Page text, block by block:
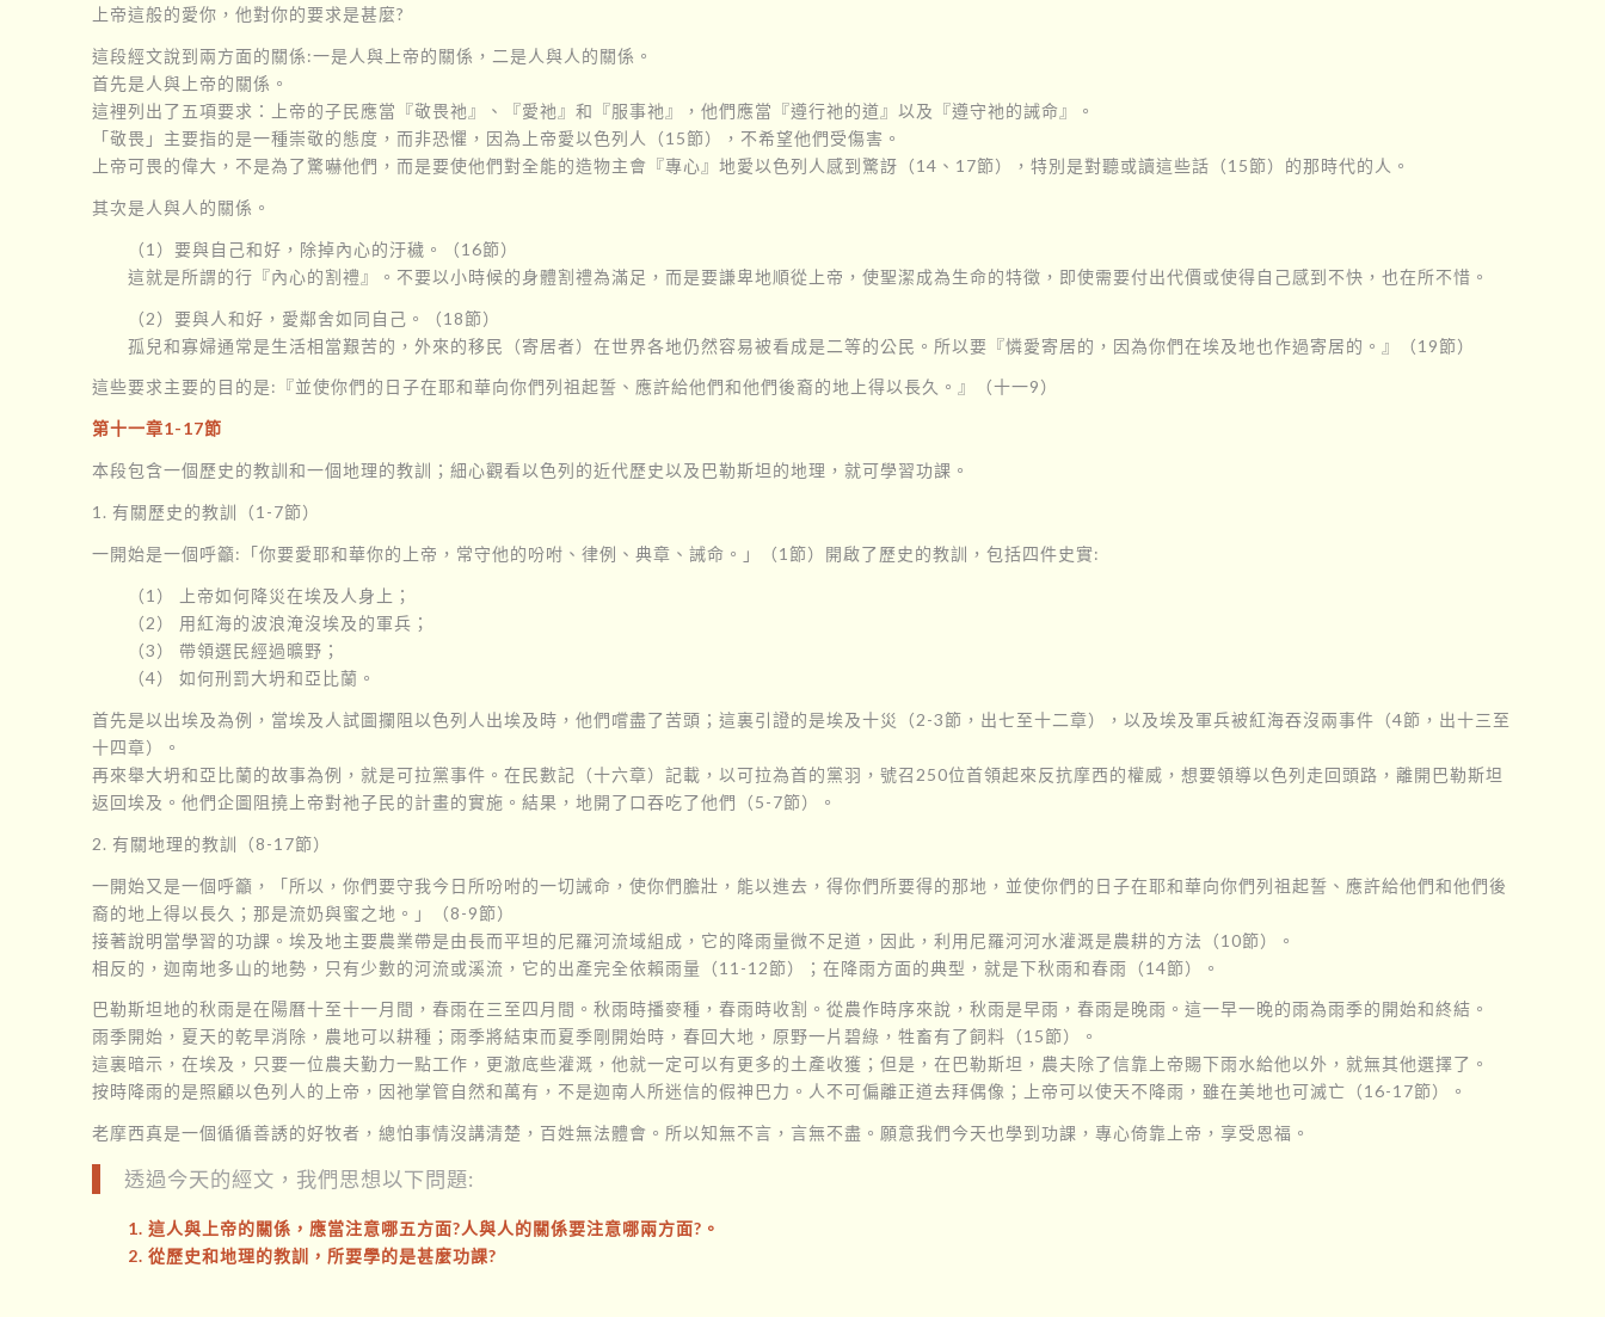
上帝這般的愛你，他對你的要求是甚麼?
這段經文說到兩方面的關係:一是人與上帝的關係，二是人與人的關係。
首先是人與上帝的關係。
這裡列出了五項要求：上帝的子民應當『敬畏祂』、『愛祂』和『服事祂』，他們應當『遵行祂的道』以及『遵守祂的誡命』。
「敬畏」主要指的是一種崇敬的態度，而非恐懼，因為上帝愛以色列人（15節），不希望他們受傷害。
上帝可畏的偉大，不是為了驚嚇他們，而是要使他們對全能的造物主會『專心』地愛以色列人感到驚訝（14、17節），特別是對聽或讀這些話（15節）的那時代的人。
其次是人與人的關係。
（1）要與自己和好，除掉內心的汙穢。（16節）
這就是所謂的行『內心的割禮』。不要以小時候的身體割禮為滿足，而是要謙卑地順從上帝，使聖潔成為生命的特徵，即使需要付出代價或使得自己感到不快，也在所不惜。
（2）要與人和好，愛鄰舍如同自己。（18節）
孤兒和寡婦通常是生活相當艱苦的，外來的移民（寄居者）在世界各地仍然容易被看成是二等的公民。所以要『憐愛寄居的，因為你們在埃及地也作過寄居的。』（19節）
這些要求主要的目的是:『並使你們的日子在耶和華向你們列祖起誓、應許給他們和他們後裔的地上得以長久。』（十一9）
第十一章1-17節
本段包含一個歷史的教訓和一個地理的教訓；細心觀看以色列的近代歷史以及巴勒斯坦的地理，就可學習功課。
1. 有關歷史的教訓（1-7節）
一開始是一個呼籲:「你要愛耶和華你的上帝，常守他的吩咐、律例、典章、誡命。」（1節）開啟了歷史的教訓，包括四件史實:
（1） 上帝如何降災在埃及人身上；
（2） 用紅海的波浪淹沒埃及的軍兵；
（3） 帶領選民經過曠野；
（4） 如何刑罰大坍和亞比蘭。
首先是以出埃及為例，當埃及人試圖攔阻以色列人出埃及時，他們嚐盡了苦頭；這裏引證的是埃及十災（2-3節，出七至十二章），以及埃及軍兵被紅海吞沒兩事件（4節，出十三至
十四章）。
再來舉大坍和亞比蘭的故事為例，就是可拉黨事件。在民數記（十六章）記載，以可拉為首的黨羽，號召250位首領起來反抗摩西的權威，想要領導以色列走回頭路，離開巴勒斯坦
返回埃及。他們企圖阻撓上帝對祂子民的計畫的實施。結果，地開了口吞吃了他們（5-7節）。
2. 有關地理的教訓（8-17節）
一開始又是一個呼籲，「所以，你們要守我今日所吩咐的一切誡命，使你們膽壯，能以進去，得你們所要得的那地，並使你們的日子在耶和華向你們列祖起誓、應許給他們和他們後
裔的地上得以長久；那是流奶與蜜之地。」（8-9節）
接著說明當學習的功課。埃及地主要農業帶是由長而平坦的尼羅河流域組成，它的降雨量微不足道，因此，利用尼羅河河水灌溉是農耕的方法（10節）。
相反的，迦南地多山的地勢，只有少數的河流或溪流，它的出產完全依賴雨量（11-12節）；在降雨方面的典型，就是下秋雨和春雨（14節）。
巴勒斯坦地的秋雨是在陽曆十至十一月間，春雨在三至四月間。秋雨時播麥種，春雨時收割。從農作時序來說，秋雨是早雨，春雨是晚雨。這一早一晚的雨為雨季的開始和終結。
雨季開始，夏天的乾旱消除，農地可以耕種；雨季將結束而夏季剛開始時，春回大地，原野一片碧綠，牲畜有了飼料（15節）。
這裏暗示，在埃及，只要一位農夫勤力一點工作，更澈底些灌溉，他就一定可以有更多的土產收獲；但是，在巴勒斯坦，農夫除了信靠上帝賜下雨水給他以外，就無其他選擇了。
按時降雨的是照顧以色列人的上帝，因祂掌管自然和萬有，不是迦南人所迷信的假神巴力。人不可偏離正道去拜偶像；上帝可以使天不降雨，雖在美地也可滅亡（16-17節）。
老摩西真是一個循循善誘的好牧者，總怕事情沒講清楚，百姓無法體會。所以知無不言，言無不盡。願意我們今天也學到功課，專心倚靠上帝，享受恩福。
透過今天的經文，我們思想以下問題:
1. 這人與上帝的關係，應當注意哪五方面?人與人的關係要注意哪兩方面?。
2. 從歷史和地理的教訓，所要學的是甚麼功課?